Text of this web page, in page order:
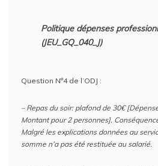
Politique dépenses
(JEU_GQ_040_J)
Question N°4 de l’ODJ :
– Repas du soir: plafond de 30€
Montant pour 2 personnes].
Malgré les explications données au
somme n’a pas été restituée au salarié.